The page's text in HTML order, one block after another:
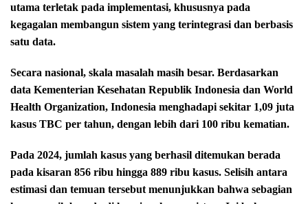
utama terletak pada implementasi, khususnya pada
kegagalan membangun sistem yang terintegrasi dan berbasis
satu data.
Secara nasional, skala masalah masih besar. Berdasarkan
data Kementerian Kesehatan Republik Indonesia dan World
Health Organization, Indonesia menghadapi sekitar 1,09 juta
kasus TBC per tahun, dengan lebih dari 100 ribu kematian.
Pada 2024, jumlah kasus yang berhasil ditemukan berada
pada kisaran 856 ribu hingga 889 ribu kasus. Selisih antara
estimasi dan temuan tersebut menunjukkan bahwa sebagian